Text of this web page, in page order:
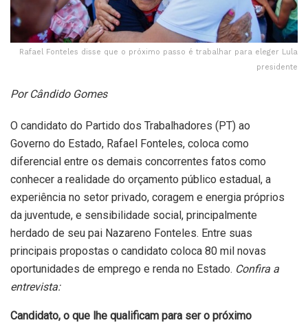
Rafael Fonteles disse que o próximo passo é trabalhar para eleger Lula
presidente
Por Cândido Gomes
O candidato do Partido dos Trabalhadores (PT) ao
Governo do Estado, Rafael Fonteles, coloca como
diferencial entre os demais concorrentes fatos como
conhecer a realidade do orçamento público estadual, a
experiência no setor privado, coragem e energia próprios
da juventude, e sensibilidade social, principalmente
herdado de seu pai Nazareno Fonteles. Entre suas
principais propostas o candidato coloca 80 mil novas
oportunidades de emprego e renda no Estado. Confira a
entrevista:
Candidato, o que lhe qualificam para ser o próximo